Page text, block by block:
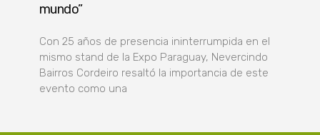
mundo”
Con 25 años de presencia ininterrumpida en el
mismo stand de la Expo Paraguay, Nevercindo
Bairros Cordeiro resaltó la importancia de este
evento como una